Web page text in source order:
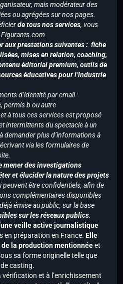
mais modérateur des
ou agrégées sur nos pages.
de tous nos services, vous
aux prestations suivantes : fiche
mises en relation, coaching,
éditorial premium, outils de
éducatives pour l’industrie
d’identité par email :
permis b ou autre
à tous ces services est proposé
intermittents du spectacle à un
demander plus d’informations à
via les formulaires de
mener des investigations
et élucider la nature des projets
peuvent être confidentiels, afin de
complémentaires disponibles
émise au public, sur la base
sur les réseaux publics.
veille active journalistique
en préparation en France. Elle
de la production mentionnéeet
sa forme originelle telle que
casting.
et à l’enrichissement